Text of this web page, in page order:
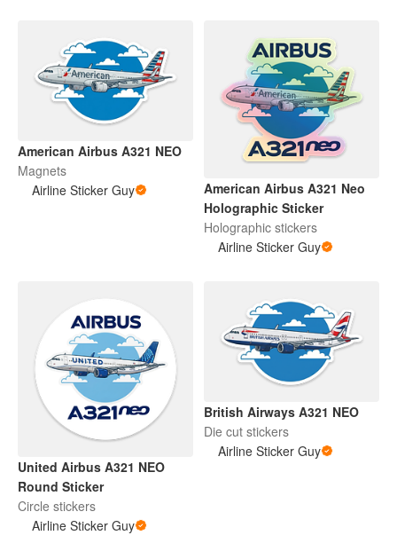
American Airbus A321 NEO
Magnets
Airline Sticker Guy
American Airbus A321 Neo
Holographic Sticker
Holographic stickers
Airline Sticker Guy
United Airbus A321 NEO
Round Sticker
Circle stickers
Airline Sticker Guy
British Airways A321 NEO
Die cut stickers
Airline Sticker Guy